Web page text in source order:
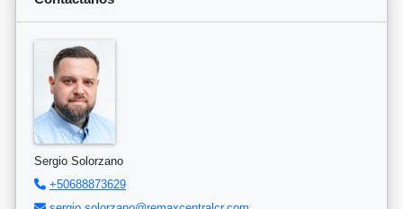
Sergio Solorzano
+50688873629